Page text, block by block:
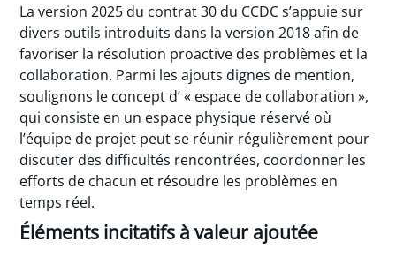
La version 2025 du contrat 30 du CCDC s’appuie sur
divers outils introduits dans la version 2018 afin de
favoriser la résolution proactive des problèmes et la
collaboration. Parmi les ajouts dignes de mention,
soulignons le concept d’ « espace de collaboration »,
qui consiste en un espace physique réservé où
l’équipe de projet peut se réunir régulièrement pour
discuter des difficultés rencontrées, coordonner les
efforts de chacun et résoudre les problèmes en
temps réel.
Éléments incitatifs à valeur ajoutée